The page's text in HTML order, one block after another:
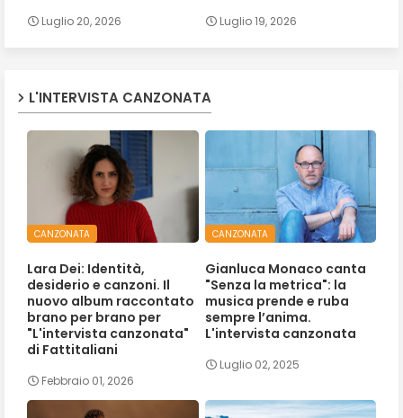
Luglio 20, 2026 Luglio 19, 2026
L'INTERVISTA CANZONATA
CANZONATA
Lara Dei: Identità,
desiderio e canzoni. Il
nuovo album raccontato
brano per brano per
"L'intervista canzonata"
di Fattitaliani
Febbraio 01, 2026
CANZONATA
Gianluca Monaco canta
"Senza la metrica": la
musica prende e ruba
sempre l’anima.
L'intervista canzonata
Luglio 02, 2025